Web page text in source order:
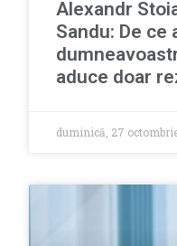
Alexandr
Sandu: De ce
aduce doar
duminică, 27